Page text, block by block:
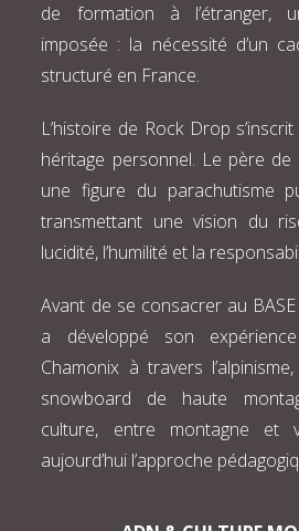
de formation à l’étranger,
imposée : la nécessité d’un
structuré en France.
L’histoire de Rock Drop
héritage personnel. Le père
une figure du parachutisme
transmettant une vision du
lucidité, l’humilité et la
Avant de se consacrer au BASE
a développé son
Chamonix à travers
snowboard de haute
culture, entre montagne et
aujourd’hui l’approche